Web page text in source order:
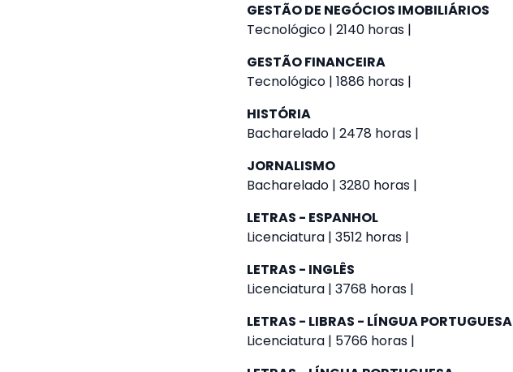
GESTÃO DE NEGÓCIOS IMOBILIÁRIOS
Tecnológico | 2140 horas |
GESTÃO FINANCEIRA
Tecnológico | 1886 horas |
HISTÓRIA
Bacharelado | 2478 horas |
JORNALISMO
Bacharelado | 3280 horas |
LETRAS - ESPANHOL
Licenciatura | 3512 horas |
LETRAS - INGLÊS
Licenciatura | 3768 horas |
LETRAS - LIBRAS - LÍNGUA PORTUGUESA
Licenciatura | 5766 horas |